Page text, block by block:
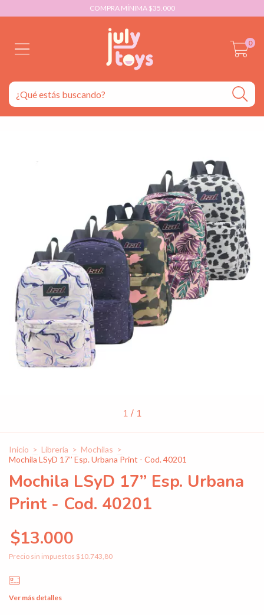
COMPRA MÍNIMA $35.000
0
1 / 1
Inicio > Librería > Mochilas >
Mochila LSyD 17’’ Esp. Urbana Print - Cod. 40201
Mochila LSyD 17’’ Esp. Urbana
Print - Cod. 40201
$13.000
Precio sin impuestos $10.743,80
Ver más detalles